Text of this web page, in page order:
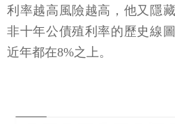
利率越高風險越高，他又隱
非十年公債殖利率的歷史線
近年都在8%之上。